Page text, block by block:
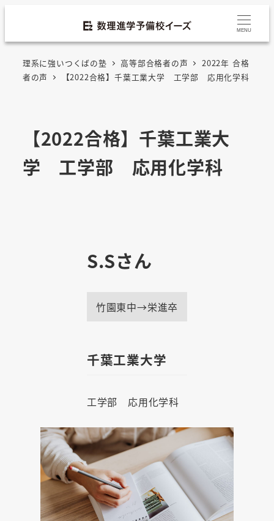
MENU
理系に強いつくばの塾 高等部合格者の声
2022年 合格
者の声
【2022合格】千葉工業大学 工学部 応用化学科
【2022合格】千葉工業大
学 工学部 応用化学科
S.Sさん
竹園東中→栄進卒
千葉工業大学
工学部 応用化学科